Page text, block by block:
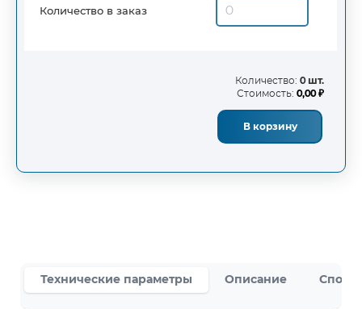
Количество в заказ
Количество: 0 шт.
Стоимость: 0,00 ₽
В корзину
Технические параметры Описание